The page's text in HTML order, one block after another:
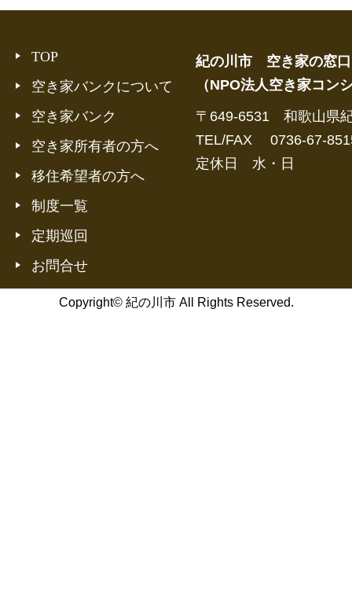
TOP
空き家バンクについて
空き家バンク
空き家所有者の方へ
移住希望者の方へ
制度一覧
定期巡回
お問合せ
紀の川市 空き家の窓口
（NPO法人空き家コン
〒649-6531 和歌山県
TEL/FAX 0736-67-
定休日 水・日
Copyright© 紀の川市 All Rights Reserved.